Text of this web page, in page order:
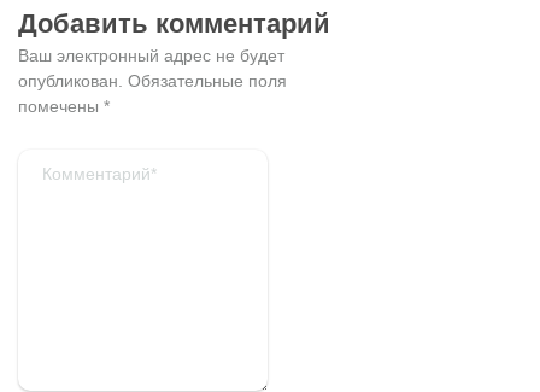
Добавить комментарий
Ваш электронный адрес не будет
опубликован. Обязательные поля
помечены *